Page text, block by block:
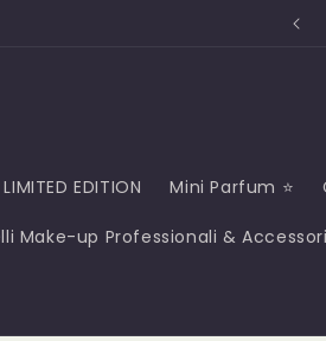
da € 59.00 😍
EDITION Mini Parfum ⭐
Make-up Professionali & Accessori